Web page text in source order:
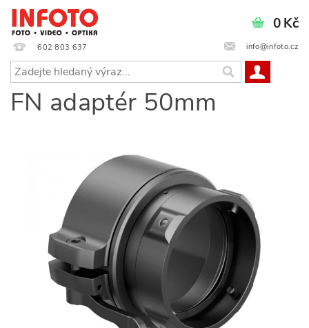
602 803 637 info@infoto.cz
0 Kč
FN adaptér 50mm